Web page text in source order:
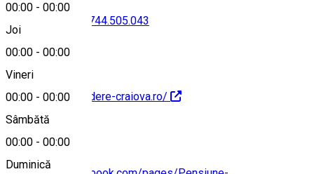
00:00 - 00:00
Joi
00:00 - 00:00
Vineri
00:00 - 00:00
Sâmbătă
00:00 - 00:00
Duminică
0744.505.043
http://www.belvedere-craiova.ro/